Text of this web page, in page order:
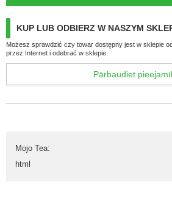
KUP LUB ODBIERZ W NASZYM
Możesz sprawdzić czy towar dostępny jest w sklepie
przez Internet i odebrać w sklepie.
Pārbaudiet
Mojo Tea:
html